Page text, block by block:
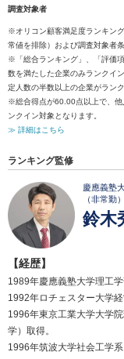
調査対象者
※オリコン顧客満足度ランキン
常値を排除）および調査対象者
※「総合ランキング」、「評価
数を満たした企業のみランクイ
定人数の半数以上の企業がラン
※総合得点が60.00点以上で、他
ンクイン対象となります。
≫ 詳細はこちら
ランキング監修
慶應義塾
（非常勤）
鈴木
【経歴】
1989年慶應義塾大学理工学
1992年ロチェスター大学
1996年東京工業大学大学
学）取得。
1996年筑波大学社会工学